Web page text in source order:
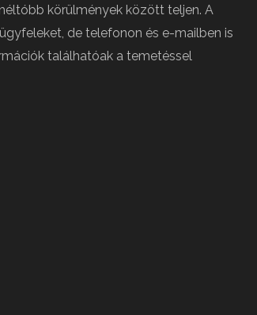
körülmények között teljen. A
de telefonon és e-mailben is
találhatóak a temetéssel